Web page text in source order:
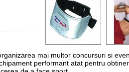
mai multor concursuri si
performant atat pentru